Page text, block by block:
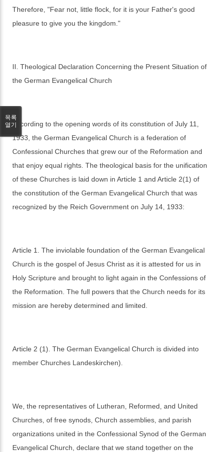
Therefore, "Fear not, little flock, for it is your Father's good
pleasure to give you the kingdom."
II. Theological Declaration Concerning the Present Situation of
the German Evangelical Church
According to the opening words of its constitution of July 11,
1933, the German Evangelical Church is a federation of
Confessional Churches that grew our of the Reformation and
that enjoy equal rights. The theological basis for the unification
of these Churches is laid down in Article 1 and Article 2(1) of
the constitution of the German Evangelical Church that was
recognized by the Reich Government on July 14, 1933:
Article 1. The inviolable foundation of the German Evangelical
Church is the gospel of Jesus Christ as it is attested for us in
Holy Scripture and brought to light again in the Confessions of
the Reformation. The full powers that the Church needs for its
mission are hereby determined and limited.
Article 2 (1). The German Evangelical Church is divided into
member Churches Landeskirchen).
We, the representatives of Lutheran, Reformed, and United
Churches, of free synods, Church assemblies, and parish
organizations united in the Confessional Synod of the German
Evangelical Church, declare that we stand together on the
목록
열기